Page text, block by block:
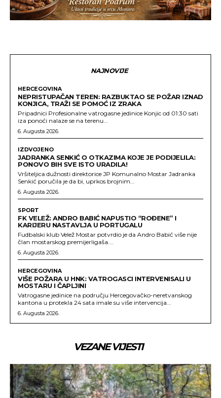
NAJNOVIJE
HERCEGOVINA
NEPRISTUPAČAN TEREN: RAZBUKTAO SE POŽAR IZNAD
KONJICA, TRAŽI SE POMOĆ IZ ZRAKA
Pripadnici Profesionalne vatrogasne jedinice Konjic od 01:30 sati
iza ponoći nalaze se na terenu...
6. Augusta 2026.
IZDVOJENO
JADRANKA SENKIĆ O OTKAZIMA KOJE JE PODIJELILA:
PONOVO BIH SVE ISTO URADILA!
Vršiteljica dužnosti direktorice JP Komunalno Mostar Jadranka
Senkić poručila je da bi, uprkos brojnim...
6. Augusta 2026.
SPORT
FK VELEŽ: ANDRO BABIĆ NAPUSTIO “ROĐENE” I
KARIJERU NASTAVLJA U PORTUGALU
Fudbalski klub Velež Mostar potvrdio je da Andro Babić više nije
član mostarskog premijerligaša....
6. Augusta 2026.
HERCEGOVINA
VIŠE POŽARA U HNK: VATROGASCI INTERVENISALI U
MOSTARU I ČAPLJINI
Vatrogasne jedinice na području Hercegovačko-neretvanskog
kantona u protekla 24 sata imale su više intervencija...
6. Augusta 2026.
VEZANE VIJESTI